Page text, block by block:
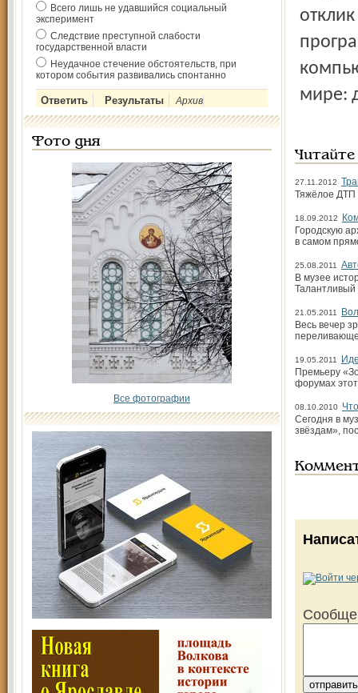
Всего лишь не удавшийся социальный
эксперимент
Следствие преступной слабости
государственной власти
Неудачное стечение обстоятельств, при
котором события развивались спонтанно
Архив
Фото дня
Все фотографии
мире:
27.11.2012
Тяжёлое ДТП
18.09.2012
Городскую
в самом
25.08.2011
В музее
Талантливый
21.05.2011
Весь вечер
19.05.2011
Премьеру
форумах
08.10.2010
Сегодня в
звёздам»,